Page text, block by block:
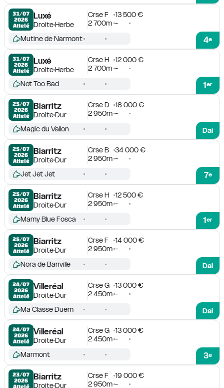
31/07
2026
Attelé
Luxé
DroiteHerbe
Crse F
13 500 €
2 700m -
4e
Mutine de Narmont
31/07
2026
Attelé
Luxé
DroiteHerbe
Crse H
12 000 €
2 700m -
1er
Not Too Bad
25/07
2026
Attelé
Biarritz
DroiteDur
Crse D
18 000 €
2 950m -
Dai
Magic du Vallon
25/07
2026
Attelé
Biarritz
DroiteDur
Crse B
34 000 €
2 950m -
7e
Jet Jet Jet
25/07
2026
Attelé
Biarritz
DroiteDur
Crse H
12 500 €
2 950m -
1er
Mamy Blue Fosca
25/07
2026
Attelé
Biarritz
DroiteDur
Crse F
14 000 €
2 950m -
Dai
Nora de Banville
24/07
2026
Attelé
Villeréal
DroiteDur
Crse G
13 000 €
2 450m -
Dai
Ma Classe Duem
24/07
2026
Attelé
Villeréal
DroiteDur
Crse G
13 000 €
2 450m -
3e
Marmont
23/07
2026
Attelé
Biarritz
DroiteDur
Crse F
19 000 €
2 950m -